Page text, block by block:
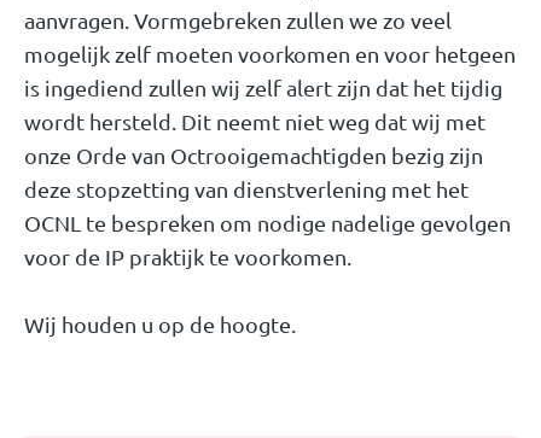
aanvragen. Vormgebreken zullen we zo veel
mogelijk zelf moeten voorkomen en voor hetgeen
is ingediend zullen wij zelf alert zijn dat het tijdig
wordt hersteld. Dit neemt niet weg dat wij met
onze Orde van Octrooigemachtigden bezig zijn
deze stopzetting van dienstverlening met het
OCNL te bespreken om nodige nadelige gevolgen
voor de IP praktijk te voorkomen.
Wij houden u op de hoogte.